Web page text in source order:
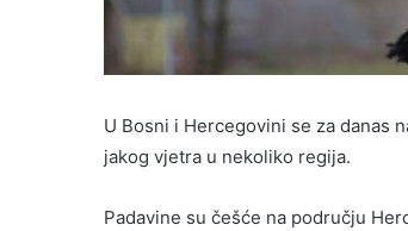
U Bosni i Hercegovini se za danas
jakog vjetra u nekoliko regija.
Padavine su češće na području